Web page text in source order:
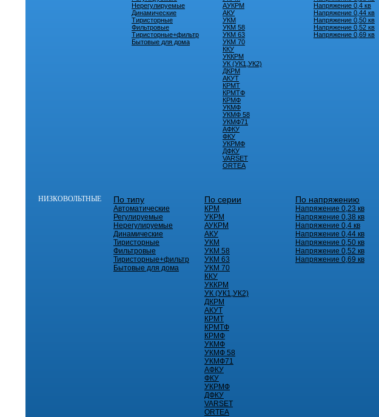
Нерегулируемые
Динамические
Тиристорные
Фильтровые
Тиристорные+фильтр
Бытовые для дома
АУКРМ
АКУ
УКМ
УКМ 58
УКМ 63
УКМ 70
ККУ
УККРМ
УК (УК1,УК2)
ДКРМ
АКУТ
КРМТ
КРМТФ
КРМФ
УКМФ
УКМФ 58
УКМФ71
АФКУ
ФКУ
УКРМФ
ДФКУ
VARSET
ORTEA
Напряжение 0,4 кв
Напряжение 0,44 кв
Напряжение 0,50 кв
Напряжение 0,52 кв
Напряжение 0,69 кв
НИЗКОВОЛЬТНЫЕ По типу
Автоматические
Регулируемые
Нерегулируемые
Динамические
Тиристорные
Фильтровые
Тиристорные+фильтр
Бытовые для дома
По серии
КРМ
УКРМ
АУКРМ
АКУ
УКМ
УКМ 58
УКМ 63
УКМ 70
ККУ
УККРМ
УК (УК1,УК2)
ДКРМ
АКУТ
КРМТ
КРМТФ
КРМФ
УКМФ
УКМФ 58
УКМФ71
АФКУ
ФКУ
УКРМФ
ДФКУ
VARSET
ORTEA
По напряжению
Напряжение 0,23 кв
Напряжение 0,38 кв
Напряжение 0,4 кв
Напряжение 0,44 кв
Напряжение 0,50 кв
Напряжение 0,52 кв
Напряжение 0,69 кв